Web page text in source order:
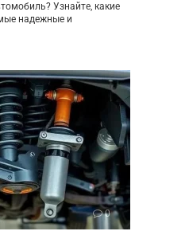
Узнайте, какие
надежные и
0